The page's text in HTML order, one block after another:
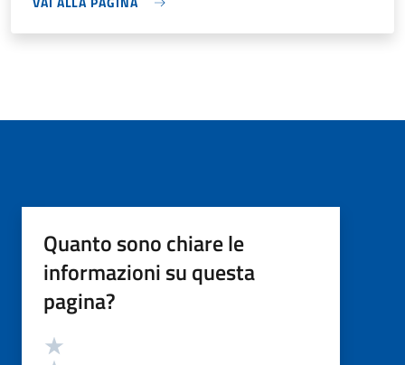
Quanto sono chiare le
informazioni su questa
pagina?
Valutazione